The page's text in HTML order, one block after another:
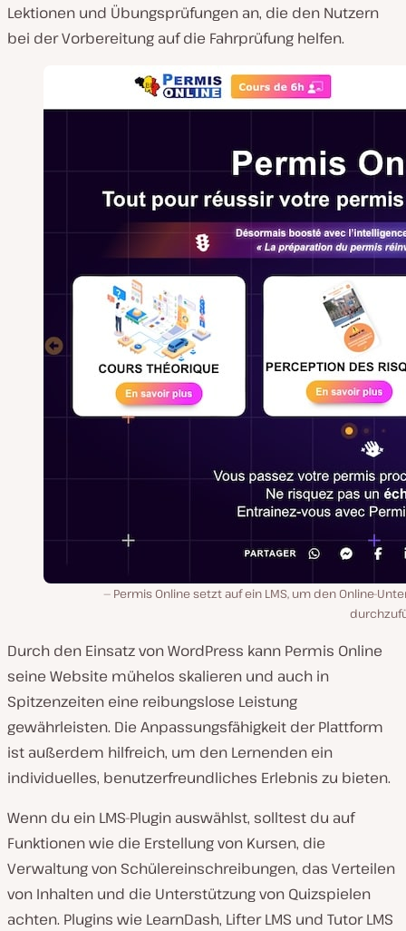
Lektionen und Übungsprüfungen an, die den Nutzern
bei der Vorbereitung auf die Fahrprüfung helfen.
Permis Online setzt auf ein LMS, um den Online-
Durch den Einsatz von WordPress kann Permis Online
seine Website mühelos skalieren und auch in
Spitzenzeiten eine reibungslose Leistung
gewährleisten. Die Anpassungsfähigkeit der Plattform
ist außerdem hilfreich, um den Lernenden ein
individuelles, benutzerfreundliches Erlebnis zu bieten.
Wenn du ein LMS-Plugin auswählst, solltest du auf
Funktionen wie die Erstellung von Kursen, die
Verwaltung von Schülereinschreibungen, das Verteilen
von Inhalten und die Unterstützung von Quizspielen
achten. Plugins wie LearnDash, Lifter LMS und Tutor LMS